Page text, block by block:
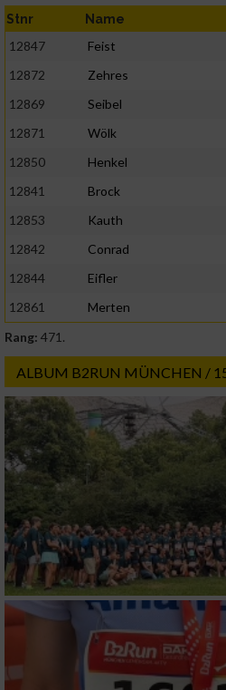
Stnr Name
12847 Feist
12872
Zehres
12869
Seibel
12871
Wölk
12850
Henkel
12841
Brock
12853
Kauth
12842
Conrad
12844
Eifler
12861
Merten
Rang: 471.
ALBUM B2RUN MÜNCHEN /